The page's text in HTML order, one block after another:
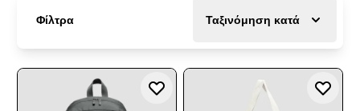
Φίλτρα Ταξινόμηση κατά